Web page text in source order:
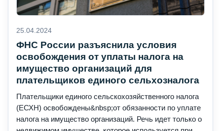
25.04.2024
ФНС России разъяснила условия
освобождения от уплаты налога на
имущество организаций для
плательщиков единого сельхозналога
Плательщики единого сельскохозяйственного налога
(ЕСХН) освобождены&nbsp;от обязанности по уплате
налога на имущество организаций. Речь идет только о